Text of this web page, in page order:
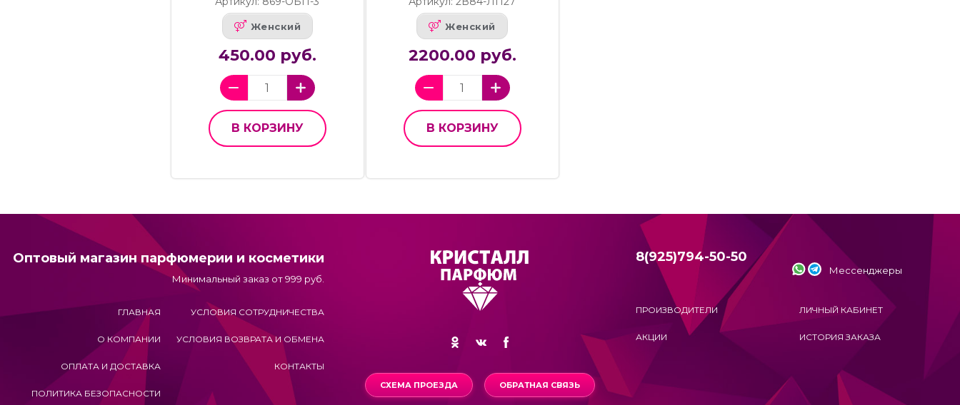
Женский
450.00 руб.
В КОРЗИНУ
Женский
2200.00 руб.
В КОРЗИНУ
Оптовый магазин парфюмерии и косметики
Минимальный заказ от 999 руб.
ГЛАВНАЯ
О КОМПАНИИ
ОПЛАТА И ДОСТАВКА
ПОЛИТИКА БЕЗОПАСНОСТИ
УСЛОВИЯ СОТРУДНИЧЕСТВА
УСЛОВИЯ ВОЗВРАТА И ОБМЕНА
КОНТАКТЫ
СХЕМА ПРОЕЗДА ОБРАТНАЯ СВЯЗЬ
8(925)794-50-50
Мессенджеры
ПРОИЗВОДИТЕЛИ
АКЦИИ
ЛИЧНЫЙ КАБИНЕТ
ИСТОРИЯ ЗАКАЗА